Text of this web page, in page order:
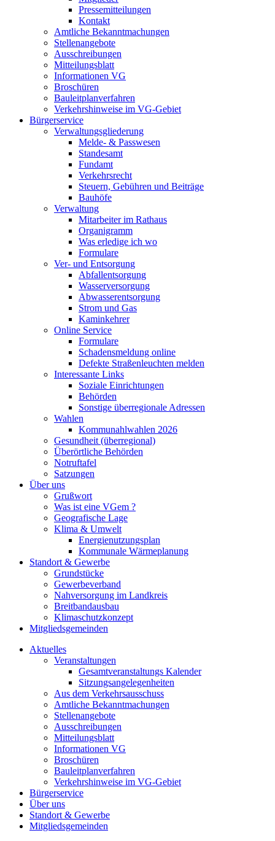
Pressemitteilungen
Kontakt
Amtliche Bekanntmachungen
Stellenangebote
Ausschreibungen
Mitteilungsblatt
Informationen VG
Broschüren
Bauleitplanverfahren
Verkehrshinweise im VG-Gebiet
Bürgerservice
Verwaltungsgliederung
Melde- & Passwesen
Standesamt
Fundamt
Verkehrsrecht
Steuern, Gebühren und Beiträge
Bauhöfe
Verwaltung
Mitarbeiter im Rathaus
Organigramm
Was erledige ich wo
Formulare
Ver- und Entsorgung
Abfallentsorgung
Wasserversorgung
Abwasserentsorgung
Strom und Gas
Kaminkehrer
Online Service
Formulare
Schadensmeldung online
Defekte Straßenleuchten melden
Interessante Links
Soziale Einrichtungen
Behörden
Sonstige überregionale Adressen
Wahlen
Kommunahlwahlen 2026
Gesundheit (überregional)
Überörtliche Behörden
Notruftafel
Satzungen
Über uns
Grußwort
Was ist eine VGem ?
Geografische Lage
Klima & Umwelt
Energienutzungsplan
Kommunale Wärmeplanung
Standort & Gewerbe
Grundstücke
Gewerbeverband
Nahversorgung im Landkreis
Breitbandausbau
Klimaschutzkonzept
Mitgliedsgemeinden
Aktuelles
Veranstaltungen
Gesamtveranstaltungs Kalender
Sitzungsangelegenheiten
Aus dem Verkehrsausschuss
Amtliche Bekanntmachungen
Stellenangebote
Ausschreibungen
Mitteilungsblatt
Informationen VG
Broschüren
Bauleitplanverfahren
Verkehrshinweise im VG-Gebiet
Bürgerservice
Über uns
Standort & Gewerbe
Mitgliedsgemeinden